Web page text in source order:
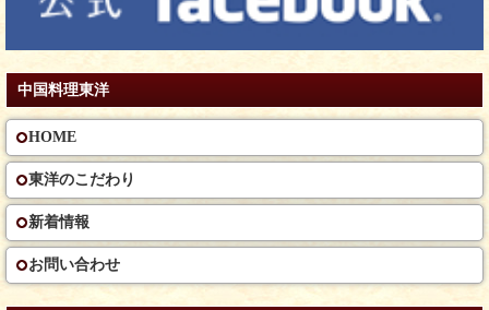
中国料理東洋
HOME
東洋のこだわり
新着情報
お問い合わせ